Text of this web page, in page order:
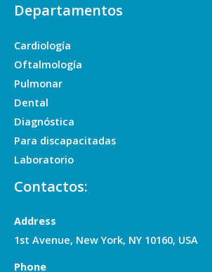
Departamentos
Cardiología
Oftalmología
Pulmonar
Dental
Diagnóstica
Para discapacitadas
Laboratorio
Contactos:
Address
1st Avenue, New York, NY 10160, USA
Phone